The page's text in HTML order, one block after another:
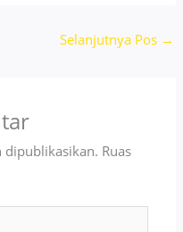
Selanjutnya Pos →
dipublikasikan. Ruas